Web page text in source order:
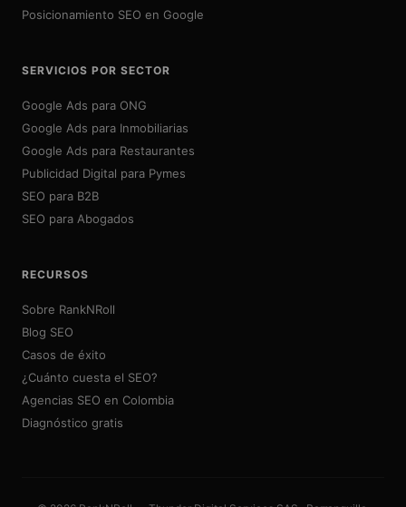
Posicionamiento SEO en Google
SERVICIOS POR SECTOR
Google Ads para ONG
Google Ads para Inmobiliarias
Google Ads para Restaurantes
Publicidad Digital para Pymes
SEO para B2B
SEO para Abogados
RECURSOS
Sobre RankNRoll
Blog SEO
Casos de éxito
¿Cuánto cuesta el SEO?
Agencias SEO en Colombia
Diagnóstico gratis